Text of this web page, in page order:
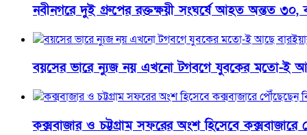
নবীনগরে দুই গ্রুপের রক্তক্ষয়ী সংঘর্ষে আহত অন্তত ৩০,
বয়সের ভারে ন্যুজ নয় এখনো টগবগে যুবকের মতো-ই
কক্সবাজার ও চট্টগ্রাম সফরের অংশ হিসেবে কক্সবাজারে